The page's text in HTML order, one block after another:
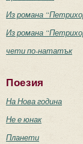
Из романа
Из романа
чети по-нататък
Поезия
На Нова година
Не е юнак
Планети